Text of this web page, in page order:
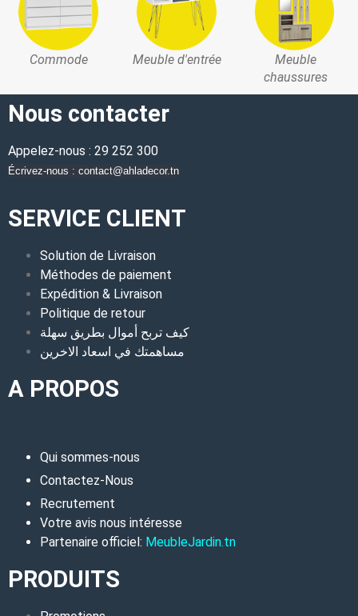
Commode Meuble d'entrée
Meuble
chaussures
Nous contacter
Appelez-nous : 29 252 300
Écrivez-nous : contact@ahladecor.tn
SERVICE CLIENT
Solution de Livraison
Méthodes de paiement
Expédition & Livraison
Politique de retour
كيف تربح أموال بطريق سهلة
مساهمتك في اسعاد الاخرين
A PROPOS
Qui sommes-nous
Contactez-Nous
Recrutement
Votre avis nous intéresse
Partenaire officiel: MeubleJardin.tn
PRODUITS